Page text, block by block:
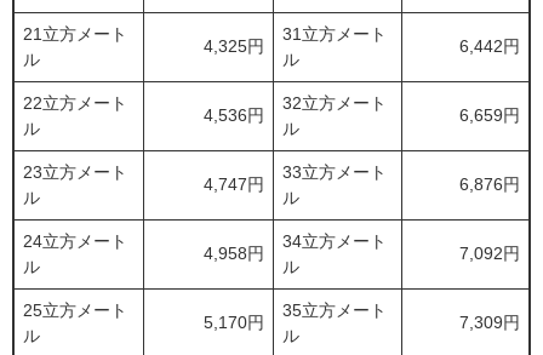
21立方メート
ル
4,325円
31立方メート
ル
6,442円
22立方メート
ル
4,536円
32立方メート
ル
6,659円
23立方メート
ル
4,747円
33立方メート
ル
6,876円
24立方メート
ル
4,958円
34立方メート
ル
7,092円
25立方メート
ル
5,170円
35立方メート
ル
7,309円